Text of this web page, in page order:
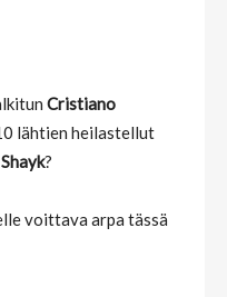
Cristiano
lähtien heilastellut
?
voittava arpa tässä